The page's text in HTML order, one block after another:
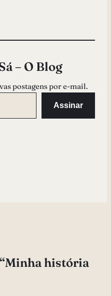
– O Blog
postagens por e-mail.
Assinar
história